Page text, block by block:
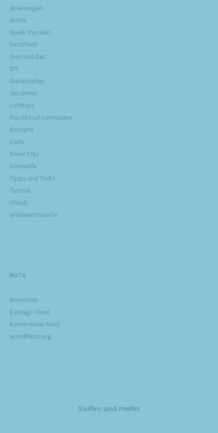
Anleitungen
Archiv
Break the rules
Destilliert
Dies und Das
DIY
Gebasteltes
Gerührtes
Luftkuss
Plastikmüll vermeiden
Rezepte
Seife
Silver Clay
Soleseife
Tipps und Tricks
Tutorial
Urlaub
Weihnachtsseife
META
Anmelden
Eintrags-Feed
Kommentar-Feed
WordPress.org
Seifen und mehr!